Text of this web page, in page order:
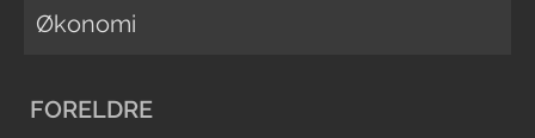
Økonomi
FORELDRE